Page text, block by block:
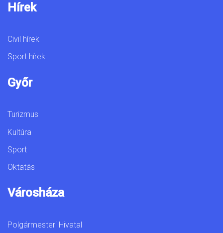
Hírek
Civil hírek
Sport hírek
Győr
Turizmus
Kultúra
Sport
Oktatás
Városháza
Polgármesteri Hivatal